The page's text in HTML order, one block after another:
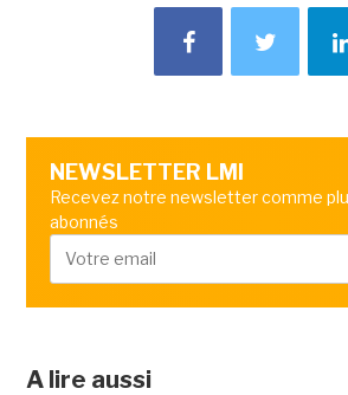
NEWSLETTER LMI
Recevez notre newsletter comme
abonnés
A lire aussi